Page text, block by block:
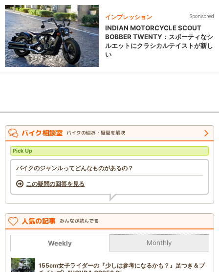
インプレッション Sponsored
INDIAN MOTORCYCLE SCOUT
BOBBER TWENTY：スポーティなシ
ルエットにクラシカルテイストが新し
い
バイク相談室 バイクの悩み・疑問を解決
Pick Up
バイクのジャンルってどんなものがあるの？
この疑問の回答を見る
人気の記事 みんなが読んでる
Weekly Monthly
155cm女子ライダーの『少しは参考になるかも？』足つき＆プ